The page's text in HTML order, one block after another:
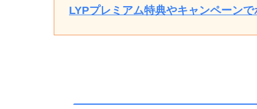
LYPプレミアム特典やキャンペーン